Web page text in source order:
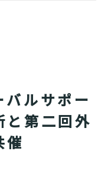
バルサポー
と第二回外
催